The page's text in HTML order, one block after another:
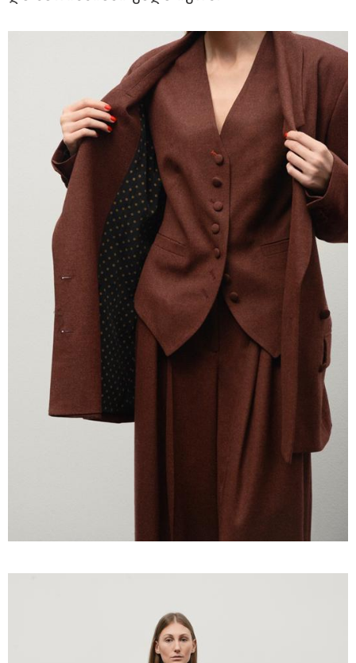
"რიგრიგობით
12:38 / 05-08-2026
იტალიაში ქალმა, ლატარიის
ბილეთი, რომელმაც 1 მლნ
მოიგო, შემთხვევით ნაგავში
გადააგდო - ის დასუფთავების
სამსახურის თანამშრომლებმა
ნაგვის მანქანაში იპოვეს
კატეგორიის ყველა სიახლე
„მთელი მეტალურგია კრიზისშია -
მთლიანად გარე ფაქტორებზე
ვართ დამოკიდებული,
სტაბილურად მხოლოდ
ფეროშენადნობების 2 კომპანია
მუშაობს“
„ერთი მხრივ დენი ძვირდება, მისი
მეოცედი მაინინგში მიდის" - სად
გზებზე მანქანის სიჩქარეს -